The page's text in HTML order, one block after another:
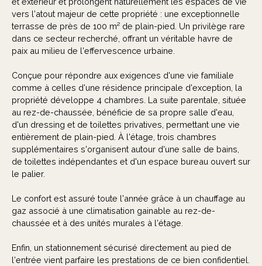
vers l'atout majeur de cette propriété : une exceptionnelle
terrasse de près de 100 m² de plain-pied. Un privilège rare
dans ce secteur recherché, offrant un véritable havre de
paix au milieu de l'effervescence urbaine.
Conçue pour répondre aux exigences d'une vie familiale
comme à celles d'une résidence principale d'exception, la
propriété développe 4 chambres. La suite parentale, située
au rez-de-chaussée, bénéficie de sa propre salle d'eau,
d'un dressing et de toilettes privatives, permettant une vie
entièrement de plain-pied. À l'étage, trois chambres
supplémentaires s'organisent autour d'une salle de bains,
de toilettes indépendantes et d'un espace bureau ouvert sur
le palier.
Le confort est assuré toute l'année grâce à un chauffage au
gaz associé à une climatisation gainable au rez-de-
chaussée et à des unités murales à l'étage.
Enfin, un stationnement sécurisé directement au pied de
l'entrée vient parfaire les prestations de ce bien confidentiel.